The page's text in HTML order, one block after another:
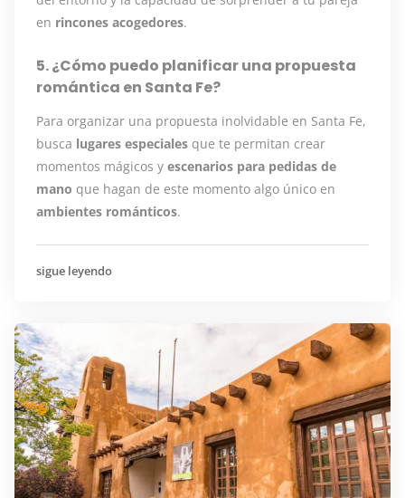
en rincones acogedores.
5. ¿Cómo puedo planificar una propuesta
romántica en Santa Fe?
Para organizar una propuesta inolvidable en Santa Fe,
busca lugares especiales que te permitan crear
momentos mágicos y escenarios para pedidas de
mano que hagan de este momento algo único en
ambientes románticos.
sigue leyendo